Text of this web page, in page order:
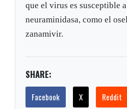
que el virus es susceptible
neuraminidasa, como el
zanamivir.
SHARE:
Facebook X Reddit